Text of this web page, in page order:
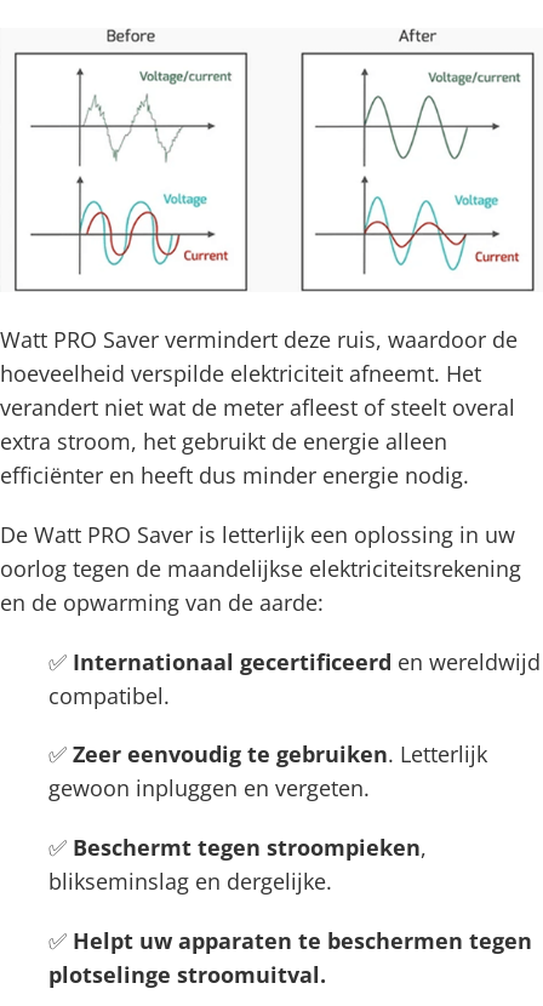
Watt PRO Saver vermindert deze ruis, waardoor de
hoeveelheid verspilde elektriciteit afneemt. Het
verandert niet wat de meter afleest of steelt overal
extra stroom, het gebruikt de energie alleen
efficiënter en heeft dus minder energie nodig.
De Watt PRO Saver is letterlijk een oplossing in uw
oorlog tegen de maandelijkse elektriciteitsrekening
en de opwarming van de aarde:
✅ Internationaal gecertificeerd en wereldwijd
compatibel.
✅ Zeer eenvoudig te gebruiken. Letterlijk
gewoon inpluggen en vergeten.
✅ Beschermt tegen stroompieken,
blikseminslag en dergelijke.
✅ Helpt uw apparaten te beschermen tegen
plotselinge stroomuitval.